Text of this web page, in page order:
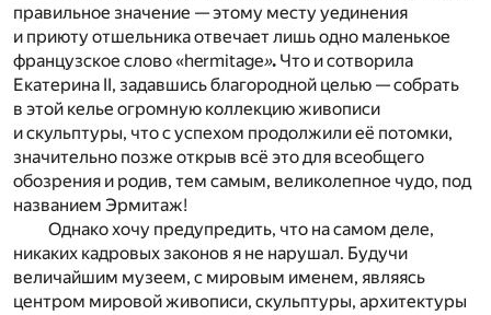
правильное значение — этому месту уединения
и приюту отшельника отвечает лишь одно маленькое
французское слово «hermitage». Что и сотворила
Екатерина II, задавшись благородной целью — собрать
в этой келье огромную коллекцию живописи
и скульптуры, что с успехом продолжили её потомки,
значительно позже открыв всё это для всеобщего
обозрения и родив, тем самым, великолепное чудо, под
названием Эрмитаж!
Однако хочу предупредить, что на самом деле,
никаких кадровых законов я не нарушал. Будучи
величайшим музеем, с мировым именем, являясь
центром мировой живописи, скульптуры, архитектуры